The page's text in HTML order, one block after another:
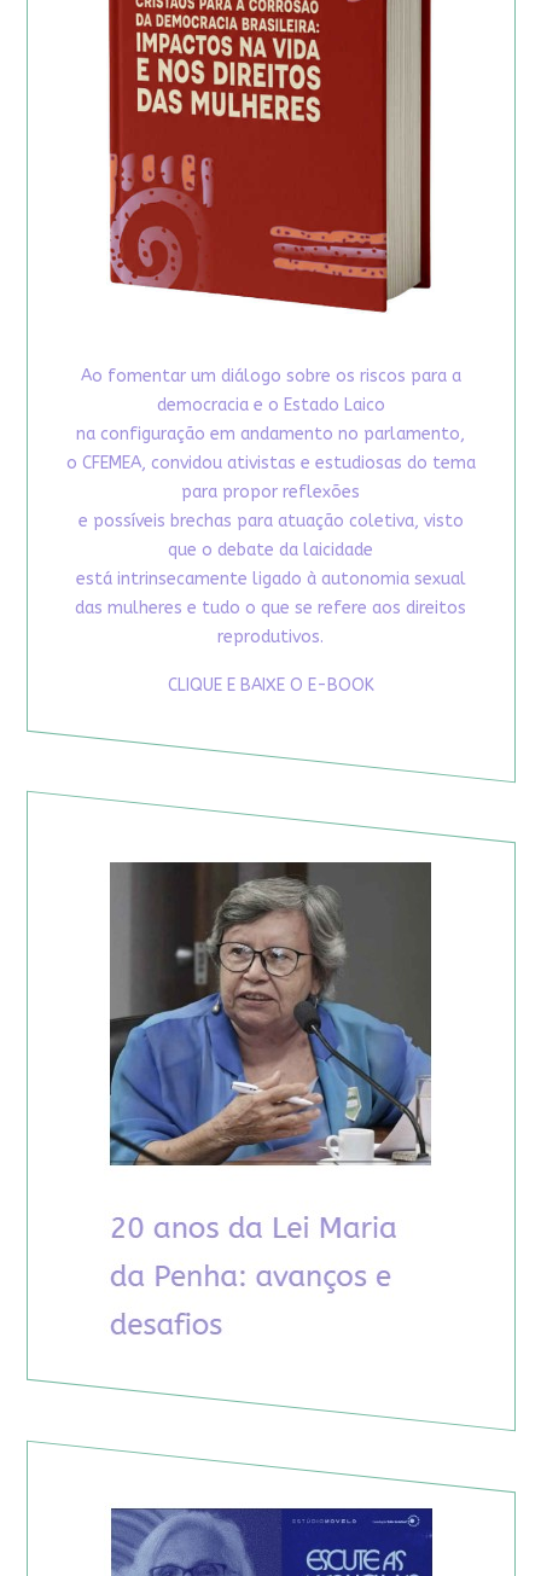
Ao fomentar um diálogo sobre os riscos para a
democracia e o Estado Laico
na configuração em andamento no parlamento,
o CFEMEA, convidou ativistas e estudiosas do tema
para propor reflexões
e possíveis brechas para atuação coletiva, visto
que o debate da laicidade
está intrinsecamente ligado à autonomia sexual
das mulheres e tudo o que se refere aos direitos
reprodutivos.
CLIQUE E BAIXE O E-BOOK